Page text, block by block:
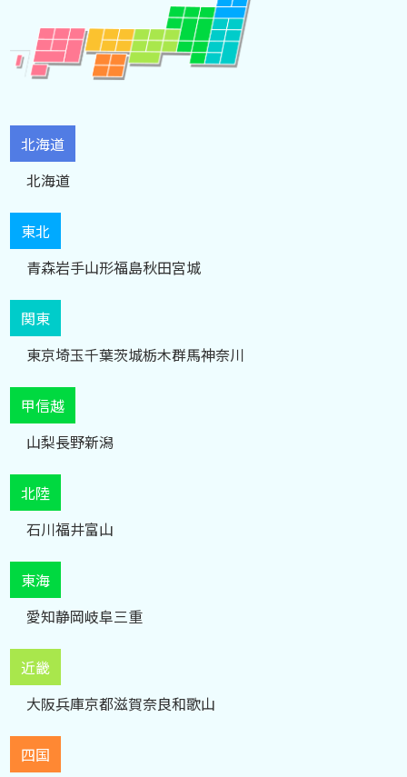
北海道
北海道
東北
青森岩手山形福島秋田宮城
関東
東京埼玉千葉茨城栃木群馬神奈川
甲信越
山梨長野新潟
北陸
石川福井富山
東海
愛知静岡岐阜三重
近畿
大阪兵庫京都滋賀奈良和歌山
四国